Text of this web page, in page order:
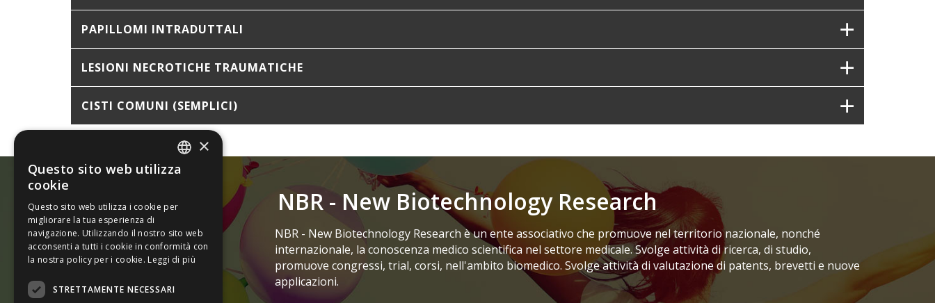
PAPILLOMI INTRADUTTALI
LESIONI NECROTICHE TRAUMATICHE
CISTI COMUNI (SEMPLICI)
NBR - New Biotechnology Research
Via Carmelitani Scalzi 1,
37122 Verona Italia
NBR - New Biotechnology Research è un ente associativo che promuove nel territorio nazionale, nonché
internazionale, la conoscenza medico scientifica nel settore medicale. Svolge attività di ricerca, di studio,
promuove congressi, trial, corsi, nell'ambito biomedico. Svolge attività di valutazione di patents, brevetti e nuove
applicazioni.
ITALIAN
×
Questo sito web utilizza
cookie
Questo sito web utilizza i cookie per
migliorare la tua esperienza di
navigazione. Utilizzando il nostro sito web
acconsenti a tutti i cookie in conformità con
la nostra policy per i cookie. Leggi di più
STRETTAMENTE NECESSARI